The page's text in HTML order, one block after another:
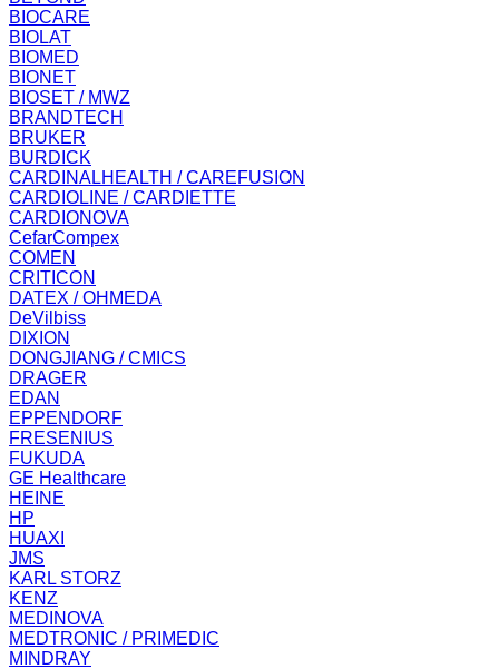
BIOCARE
BIOLAT
BIOMED
BIONET
BIOSET / MWZ
BRANDTECH
BRUKER
BURDICK
CARDINALHEALTH / CAREFUSION
CARDIOLINE / CARDIETTE
CARDIONOVA
CefarCompex
COMEN
CRITICON
DATEX / OHMEDA
DeVilbiss
DIXION
DONGJIANG / CMICS
DRAGER
EDAN
EPPENDORF
FRESENIUS
FUKUDA
GE Healthcare
HEINE
HP
HUAXI
JMS
KARL STORZ
KENZ
MEDINOVA
MEDTRONIC / PRIMEDIC
MINDRAY